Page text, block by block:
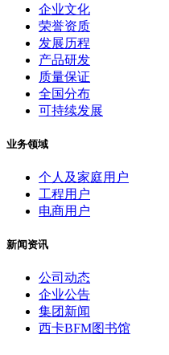
企业文化
荣誉资质
发展历程
产品研发
质量保证
全国分布
可持续发展
业务领域
个人及家庭用户
工程用户
电商用户
新闻资讯
公司动态
企业公告
集团新闻
西卡BFM图书馆